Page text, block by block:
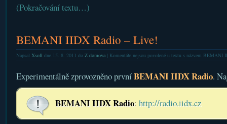
(Pokračování textu…)
BEMANI IIDX Radio – Live!
Napsal Xsoftdne 15. 8. 2011 do Z domova| Komentáře nejsou povolenéu textu s názvem BEMANI
Experimentálně zprovozněno prvníBEMANI IIDX Radio.
BEMANI IIDX Radio: http://radio.iidx.cz